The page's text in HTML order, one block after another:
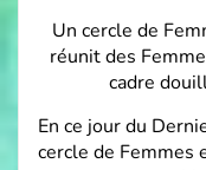
Un cercle de
réunit des
cadre
En ce jour du
cercle de Femmes